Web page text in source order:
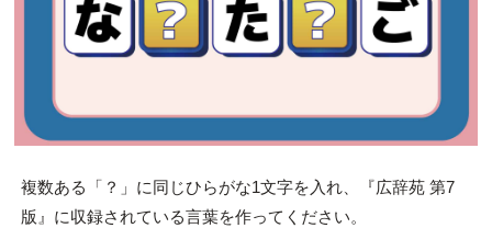
複数ある「？」に同じひらがな1文字を入れ、『広辞苑 第7
版』に収録されている言葉を作ってください。